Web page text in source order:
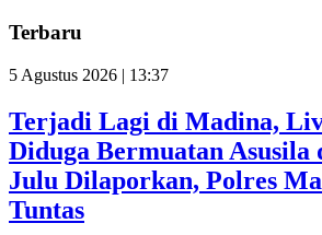
Terbaru
5 Agustus 2026 | 13:37
Terjadi Lagi di Madina,
Diduga Bermuatan Asusila
Julu Dilaporkan, Polres
Tuntas